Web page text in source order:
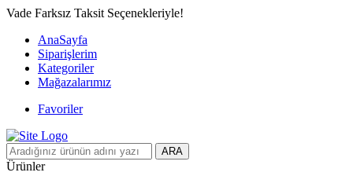
Vade Farksız Taksit Seçenekleriyle!
AnaSayfa
Siparişlerim
Kategoriler
Mağazalarımız
Favoriler
ARA
Ürünler